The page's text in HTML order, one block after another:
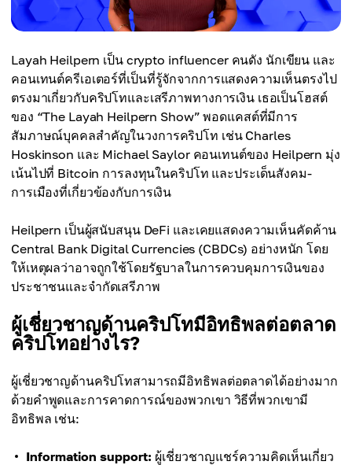
Layah Heilpern เป็น crypto influencer คนดัง นักเขียน และ
คอนเทนต์ครีเอเตอร์ที่เป็นที่รู้จักจากการแสดงความเห็นตรงไป
ตรงมาเกี่ยวกับคริปโทและเสรีภาพทางการเงิน เธอเป็นโฮสต์
ของ “The Layah Heilpern Show” พอดแคสต์ที่มีการ
สัมภาษณ์บุคคลสำคัญในวงการคริปโท เช่น Charles
Hoskinson และ Michael Saylor คอนเทนต์ของ Heilpern มุ่ง
เน้นไปที่ Bitcoin การลงทุนในคริปโท และประเด็นสังคม-
การเมืองที่เกี่ยวข้องกับการเงิน
Heilpern เป็นผู้สนับสนุน DeFi และเคยแสดงความเห็นคัดค้าน
Central Bank Digital Currencies (CBDCs) อย่างหนัก โดย
ให้เหตุผลว่าอาจถูกใช้โดยรัฐบาลในการควบคุมการเงินของ
ประชาชนและจำกัดเสรีภาพ
ผู้เชี่ยวชาญด้านคริปโทมีอิทธิพลต่อตลาด
คริปโทอย่างไร?
ผู้เชี่ยวชาญด้านคริปโทสามารถมีอิทธิพลต่อตลาดได้อย่างมาก
ด้วยคำพูดและการคาดการณ์ของพวกเขา วิธีที่พวกเขามี
อิทธิพล เช่น:
Information support: ผู้เชี่ยวชาญแชร์ความคิดเห็นเกี่ยว